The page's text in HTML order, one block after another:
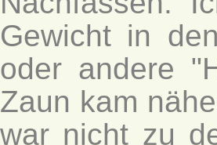
Gewicht in
oder andere
Zaun kam
war nicht zu